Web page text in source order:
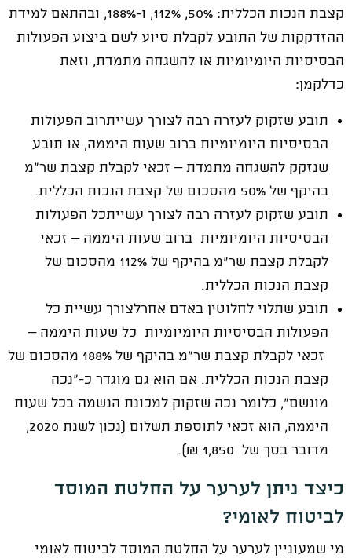
קצבת הנכות הכללית: 50%, 112%, ו-188%, ובהתאם למידת
ההזדקקות של התובע לקבלת סיוע לשם ביצוע הפעולות
הבסיסיות היומיומיות או להשגחה מתמדת, וזאת
כדלקמן:
תובע שזקוק לעזרה רבה לצורך עשייתרוב הפעולות
הבסיסיות היומיומיות ברוב שעות היממה, או תובע
שנזקק להשגחה מתמדת – זכאי לקבלת קצבת שר"מ
בהיקף של 50% מהסכום של קצבת הנכות הכללית.
תובע שזקוק לעזרה רבה לצורך עשייתכל הפעולות
הבסיסיות היומיומיות ברוב שעות היממה – זכאי
לקבלת קצבת שר"מ בהיקף של 112% מהסכום של
קצבת הנכות הכללית.
תובע שתלוי לחלוטין באדם אחרלצורך עשיית כל
הפעולות הבסיסיות היומיומיות כל שעות היממה –
זכאי לקבלת קצבת שר"מ בהיקף של 188% מהסכום של
קצבת הנכות הכללית. אם הוא גם מוגדר כ-"נכה
מונשם", כלומר נכה שזקוק למכונת הנשמה בכל שעות
היממה, הוא זכאי לתוספת תשלום (נכון לשנת 2020,
מדובר בסך של 1,850 ₪).
כיצד ניתן לערער על החלטת המוסד
לביטוח לאומי?
מי שמעוניין לערער על החלטת המוסד לביטוח לאומי